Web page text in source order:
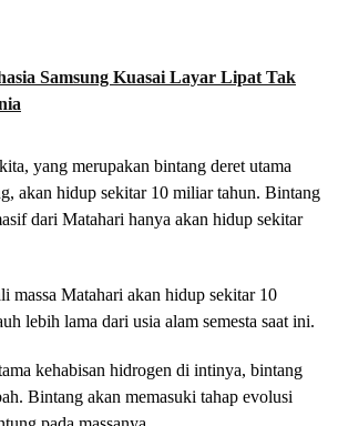
Samsung Kuasai Layar Lipat Tak
yang merupakan bintang deret utama
akan hidup sekitar 10 miliar tahun. Bintang
dari Matahari hanya akan hidup sekitar
massa Matahari akan hidup sekitar 10
lebih lama dari usia alam semesta saat ini.
kehabisan hidrogen di intinya, bintang
Bintang akan memasuki tahap evolusi